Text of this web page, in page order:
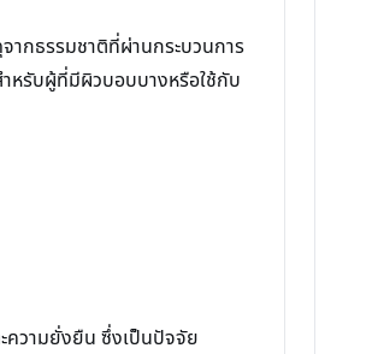
ากธรรมชาติที่ผ่านกระบวนการ
หรับผู้ที่มีผิวบอบบางหรือใช้กับ
ความยั่งยืน ซึ่งเป็นปัจจัย